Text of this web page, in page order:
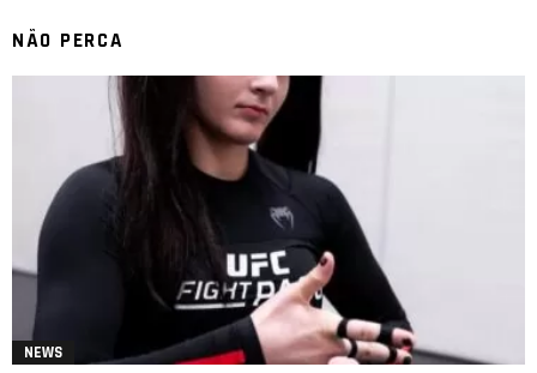
NÃO PERCA
NEWS